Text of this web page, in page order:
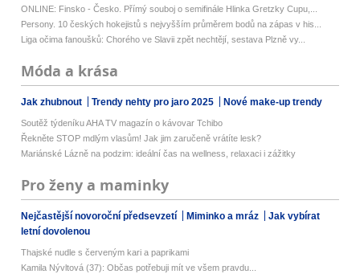
ONLINE: Finsko - Česko. Přímý souboj o semifinále Hlinka Gretzky Cupu,...
Persony. 10 českých hokejistů s nejvyšším průměrem bodů na zápas v his...
Liga očima fanoušků: Chorého ve Slavii zpět nechtějí, sestava Plzně vy...
Móda a krása
Jak zhubnout Trendy nehty pro jaro 2025 Nové make-up trendy
Soutěž týdeníku AHA TV magazín o kávovar Tchibo
Řekněte STOP mdlým vlasům! Jak jim zaručeně vrátíte lesk?
Mariánské Lázně na podzim: ideální čas na wellness, relaxaci i zážitky
Pro ženy a maminky
Nejčastější novoroční předsevzetí Miminko a mráz
Jak vybírat
letní dovolenou
Thajské nudle s červeným kari a paprikami
Kamila Nývltová (37): Občas potřebuji mít ve všem pravdu...